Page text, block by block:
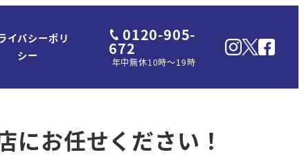
イバシーポリ
シー
0120-905-
672
年中無休10時～19時
にお任せください！